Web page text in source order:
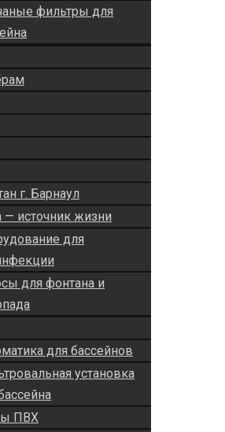
фильтры для
г. Барнаул
— источник жизни
для
для фонтана и
для бассейнов
установка
ПВХ